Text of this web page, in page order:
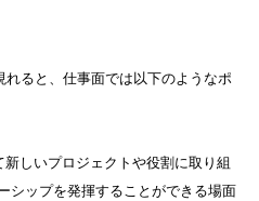
れると、仕事面では以下のようなポ
しいプロジェクトや役割に取り組
シップを発揮することができる場面